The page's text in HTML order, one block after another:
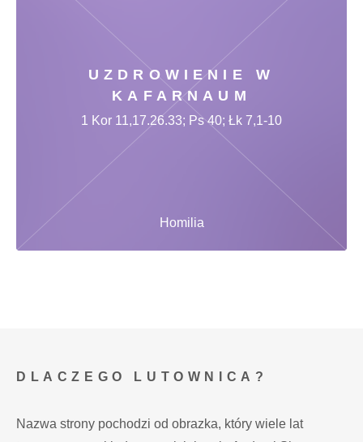
UZDROWIENIE W
KAFARNAUM
Homilia
1 Kor 11,17.26.33; Ps 40; Łk 7,1-10
DLACZEGO LUTOWNICA?
Nazwa strony pochodzi od obrazka, który wiele lat